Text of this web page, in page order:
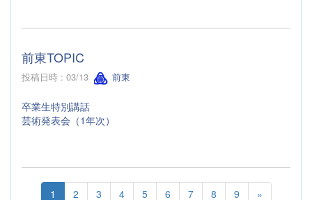
前東TOPIC
投稿日時 : 03/13 前東
卒業生特別講話
芸術発表会（1年次）
1 2 3 4 5 6 7 8 9 »